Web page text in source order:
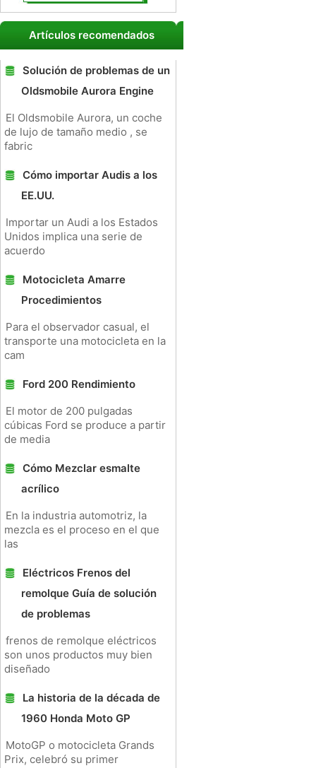
Artículos recomendados
Solución de problemas de un
Oldsmobile Aurora Engine
El Oldsmobile Aurora, un coche
de lujo de tamaño medio , se
fabric
Cómo importar Audis a los
EE.UU.
Importar un Audi a los Estados
Unidos implica una serie de
acuerdo
Motocicleta Amarre
Procedimientos
Para el observador casual, el
transporte una motocicleta en la
cam
Ford 200 Rendimiento
El motor de 200 pulgadas
cúbicas Ford se produce a partir
de media
Cómo Mezclar esmalte
acrílico
En la industria automotriz, la
mezcla es el proceso en el que
las
Eléctricos Frenos del
remolque Guía de solución
de problemas
frenos de remolque eléctricos
son unos productos muy bien
diseñado
La historia de la década de
1960 Honda Moto GP
MotoGP o motocicleta Grands
Prix, celebró su primer